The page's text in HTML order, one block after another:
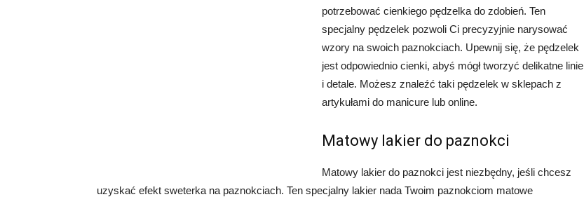
potrzebować cienkiego pędzelka do zdobień. Ten
specjalny pędzelek pozwoli Ci precyzyjnie narysować
wzory na swoich paznokciach. Upewnij się, że pędzelek
jest odpowiednio cienki, abyś mógł tworzyć delikatne linie
i detale. Możesz znaleźć taki pędzelek w sklepach z
artykułami do manicure lub online.
Matowy lakier do paznokci
Matowy lakier do paznokci jest niezbędny, jeśli chcesz
uzyskać efekt sweterka na paznokciach. Ten specjalny lakier nada Twoim paznokciom matowe